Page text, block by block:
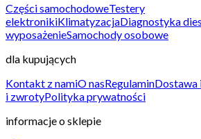
Części samochodoweTestery
elektronikiKlimatyzacjaDiagnostyka
wyposażenieSamochody osobowe
dla kupujących
Kontakt z namiO nasRegulaminDostawa
i zwrotyPolityka prywatności
informacje o sklepie